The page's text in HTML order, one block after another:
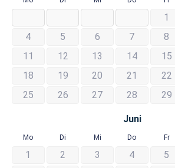
1
4
5 6 7 8
11
12 13 14 15
18
19 20 21 22
25
26 27 28 29
Juni
Mo Di Mi Do Fr
1 2 3 4 5